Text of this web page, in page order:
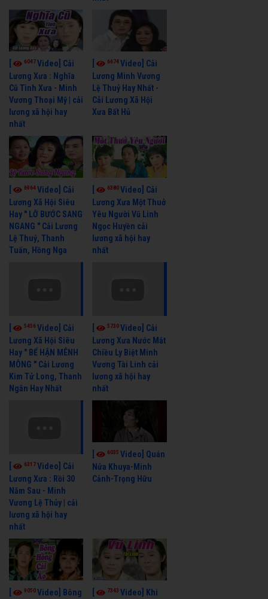
6047Video] Cải
Lương Xưa : Nghĩa
Cũ Tình Xưa - Minh
Vương Thoại Mỹ | cải
lương xã hội hay
nhất
6674Video] Cải
Lương Minh Vương
Lệ Thuỷ Hay Nhất -
Cải Lương Xã Hội
Xưa Bất Hủ
6964Video] Cải
Lương Xã Hội Siêu
Hay " LỠ BƯỚC SANG
NGANG " Cải Lương
Lệ Thuỷ, Thanh
Tuấn, Hồng Nga
6380Video] Cải
Lương Xưa Một Thuở
Yêu Người Vũ Linh
Ngọc Huyền cải
lương xã hội hay
nhất
5456Video] Cải
Lương Xã Hội Siêu
Hay " BỂ HẬN MÊNH
MÔNG " Cải Lương
Kim Tử Long, Thanh
Ngân Hay Nhất
5730Video] Cải
Lương Xưa Nước Mắt
Chiều Ly Biệt Minh
Vương Tài Linh cải
lương xã hội hay
nhất
6317Video] Cải
Lương Xưa : Rồi 30
Năm Sau - Minh
Vương Lệ Thủy | cải
lương xã hội hay
nhất
6035Video] Quán
Nửa Khuya-Minh
Cảnh-Trọng Hữu
9050Video] Bông
7343Video] Khi